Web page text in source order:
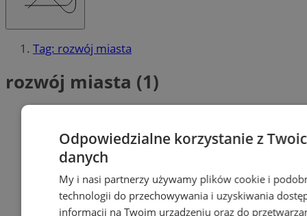
Tag: rozwój miasta
rozwój miasta (1)
Odpowiedzialne korzystanie z
danych
My i nasi partnerzy używamy plików cookie i
technologii do przechowywania i uzyskiwania
informacji na Twoim urządzeniu oraz do